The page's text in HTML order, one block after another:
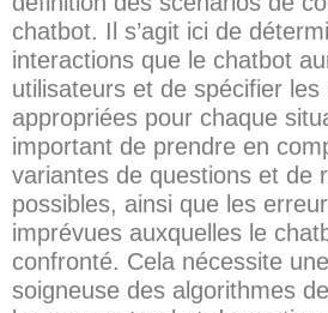
chatbot. Il s’agit ici de
interactions que le chatbot
utilisateurs et de spécifier les
appropriées pour chaque
important de prendre en
variantes de questions et de
possibles, ainsi que les
imprévues auxquelles le
confronté. Cela nécessite
soigneuse des algorithmes